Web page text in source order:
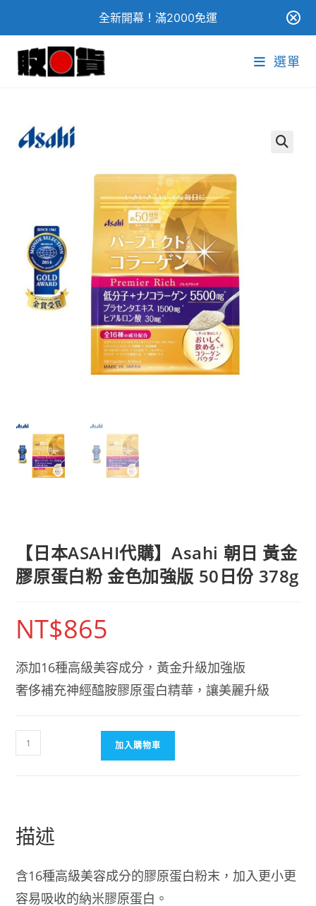
全新開幕！滿2000免運
content
選單
【日本ASAHI代購】Asahi 朝日 黃金
膠原蛋白粉 金色加強版 50日份 378g
NT$865
添加16種高級美容成分，黃金升級加強版
奢侈補充神經醯胺膠原蛋白精華，讓美麗升級
【日
本
Asahi
朝
黃
金
加入購物車
描述
含16種高級美容成分的膠原蛋白粉末，加入更小更
容易吸收的納米膠原蛋白。